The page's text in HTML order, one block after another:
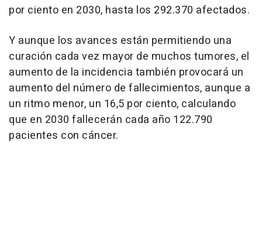
por ciento en 2030, hasta los 292.370 afectados.
Y aunque los avances están permitiendo una
curación cada vez mayor de muchos tumores, el
aumento de la incidencia también provocará un
aumento del número de fallecimientos, aunque a
un ritmo menor, un 16,5 por ciento, calculando
que en 2030 fallecerán cada año 122.790
pacientes con cáncer.